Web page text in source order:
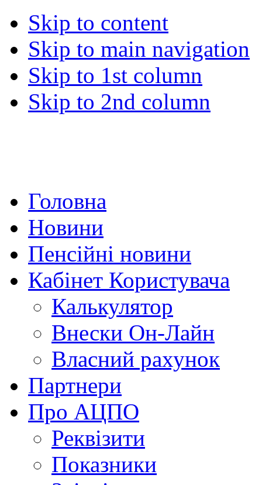
Skip to content
Skip to main navigation
Skip to 1st column
Skip to 2nd column
Головна
Новини
Пенсійні новини
Кабінет Користувача
Калькулятор
Внески Он-Лайн
Власний рахунок
Партнери
Про АЦПО
Реквізити
Показники